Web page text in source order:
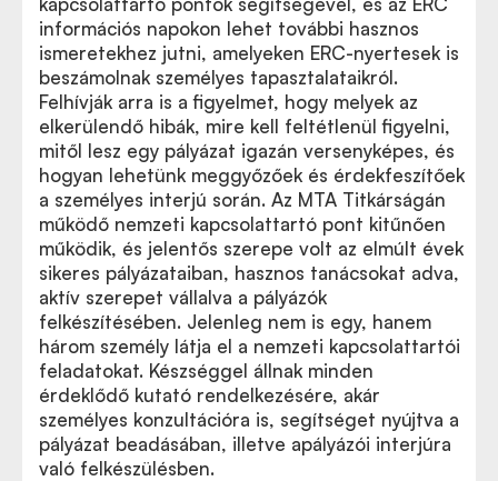
információs napokon lehet további hasznos
ismeretekhez jutni, amelyeken ERC-nyertesek is
beszámolnak személyes tapasztalataikról.
Felhívják arra is a figyelmet, hogy melyek az
elkerülendő hibák, mire kell feltétlenül figyelni,
mitől lesz egy pályázat igazán versenyképes, és
hogyan lehetünk meggyőzőek és érdekfeszítőek
a személyes interjú során. Az MTA Titkárságán
működő nemzeti kapcsolattartó pont kitűnően
működik, és jelentős szerepe volt az elmúlt évek
sikeres pályázataiban, hasznos tanácsokat adva,
aktív szerepet vállalva a pályázók
felkészítésében. Jelenleg nem is egy, hanem
három személy látja el a nemzeti kapcsolattartói
feladatokat. Készséggel állnak minden
érdeklődő kutató rendelkezésére, akár
személyes konzultációra is, segítséget nyújtva a
pályázat beadásában, illetve apályázói interjúra
való felkészülésben.